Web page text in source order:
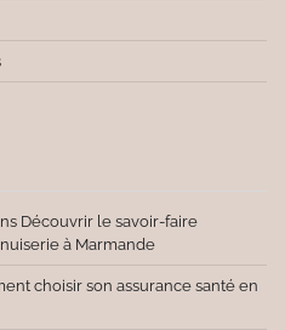
Découvrir le savoir-faire
à Marmande
choisir son assurance santé en